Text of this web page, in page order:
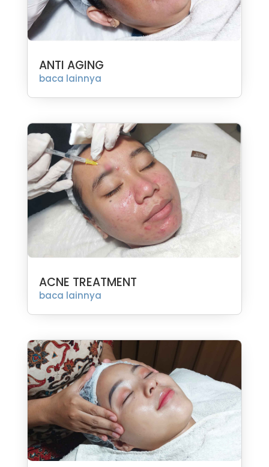
ANTI AGING
baca lainnya
ACNE TREATMENT
baca lainnya